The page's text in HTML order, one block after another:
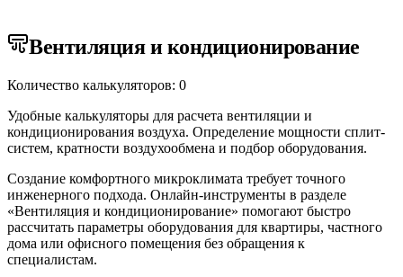
Вентиляция и кондиционирование
Количество калькуляторов: 0
Удобные калькуляторы для расчета вентиляции и
кондиционирования воздуха. Определение мощности сплит-
систем, кратности воздухообмена и подбор оборудования.
Создание комфортного микроклимата требует точного
инженерного подхода. Онлайн-инструменты в разделе
«Вентиляция и кондиционирование» помогают быстро
рассчитать параметры оборудования для квартиры, частного
дома или офисного помещения без обращения к
специалистам.